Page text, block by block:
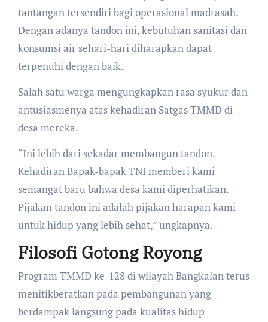
tantangan tersendiri bagi operasional madrasah.
Dengan adanya tandon ini, kebutuhan sanitasi dan
konsumsi air sehari-hari diharapkan dapat
terpenuhi dengan baik.
​Salah satu warga mengungkapkan rasa syukur dan
antusiasmenya atas kehadiran Satgas TMMD di
desa mereka.
“Ini lebih dari sekadar membangun tandon.
Kehadiran Bapak-bapak TNI memberi kami
semangat baru bahwa desa kami diperhatikan.
Pijakan tandon ini adalah pijakan harapan kami
untuk hidup yang lebih sehat,” ungkapnya.
Filosofi Gotong Royong
​Program TMMD ke-128 di wilayah Bangkalan terus
menitikberatkan pada pembangunan yang
berdampak langsung pada kualitas hidup